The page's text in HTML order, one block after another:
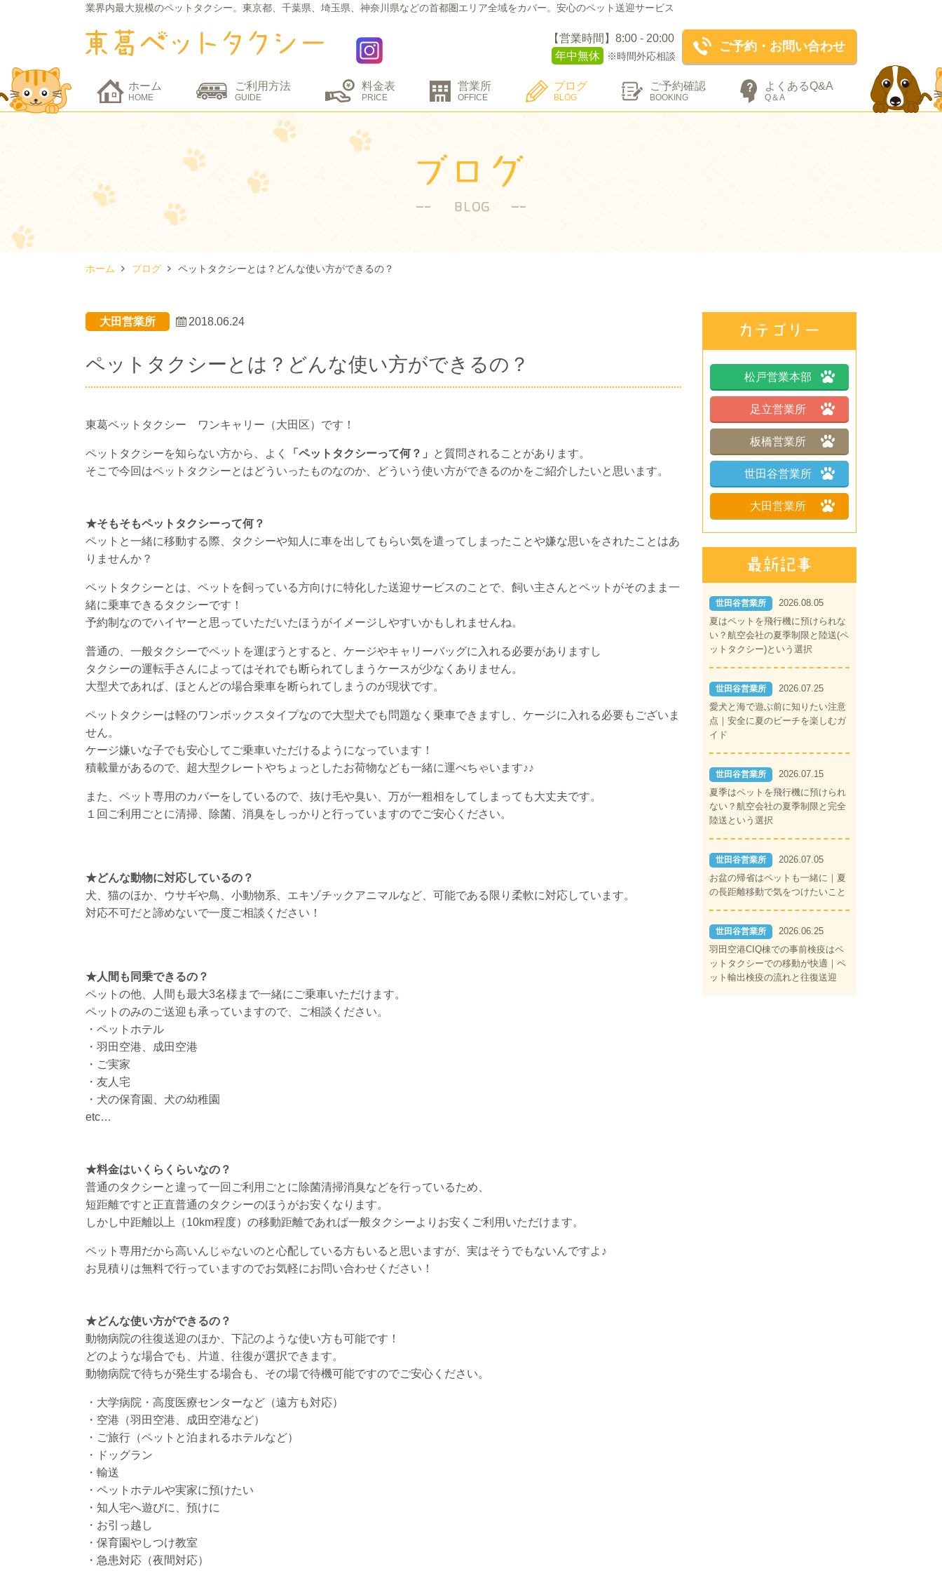
業界内最大規模のペットタクシー。 東京都、千葉県、埼玉県、神奈川県などの首都圏エリア全域をカバー。 安心のペット送迎サービス
【営業時間】8:00 - 20:00
年中無休
※時間外応相談
ご予約・お問い合わせ
ホーム
HOME
ご利用方法
GUIDE
料金表
PRICE
営業所
OFFICE
ブログ
BLOG
ご予約確認
BOOKING
よくあるQ&A
Q＆A
ホーム ブログ ペットタクシーとは？どんな使い方ができるの？
大田営業所 2018.06.24
ペットタクシーとは？どんな使い方ができるの？
東葛ペットタクシー ワンキャリー（大田区）です！
ペットタクシーを知らない方から、よく 「ペットタクシーって何？」
と質問されることがあります。
そこで今回はペットタクシーとはどういったものなのか、どういう使い方ができるのかをご紹介したいと思います。
★そもそもペットタクシーって何？
ペットと一緒に移動する際、タクシーや知人に車を出してもらい気を遣ってしまったことや嫌な思いをされたことはあ
りませんか？
ペットタクシーとは、ペットを飼っている方向けに特化した送迎サービスのことで、飼い主さんとペットがそのまま一
緒に乗車できるタクシーです！
予約制なのでハイヤーと思っていただいたほうがイメージしやすいかもしれませんね。
普通の、一般タクシーでペットを運ぼうとすると、ケージやキャリーバッグに入れる必要がありますし
タクシーの運転手さんによってはそれでも断られてしまうケースが少なくありません。
大型犬であれば、ほとんどの場合乗車を断られてしまうのが現状です。
ペットタクシーは軽のワンボックスタイプなので大型犬でも問題なく乗車できますし、ケージに入れる必要もございま
せん。
ケージ嫌いな子でも安心してご乗車いただけるようになっています！
積載量があるので、超大型クレートやちょっとしたお荷物なども一緒に運べちゃいます♪♪
また、ペット専用のカバーをしているので、抜け毛や臭い、万が一粗相をしてしまっても大丈夫です。
１回ご利用ごとに清掃、除菌、消臭をしっかりと行っていますのでご安心ください。
★どんな動物に対応しているの？
犬、猫のほか、ウサギや鳥、小動物系、エキゾチックアニマルなど、可能である限り柔軟に対応しています。
対応不可だと諦めないで一度ご相談ください！
★人間も同乗できるの？
ペットの他、人間も最大3名様まで一緒にご乗車いただけます。
ペットのみのご送迎も承っていますので、ご相談ください。
・ペットホテル
・羽田空港、成田空港
・ご実家
・友人宅
・犬の保育園、犬の幼稚園
etc…
★料金はいくらくらいなの？
普通のタクシーと違って一回ご利用ごとに除菌清掃消臭などを行っているため、
短距離ですと正直普通のタクシーのほうがお安くなります。
しかし中距離以上（10km程度）の移動距離であれば一般タクシーよりお安くご利用いただけます。
ペット専用だから高いんじゃないのと心配している方もいると思いますが、実はそうでもないんですよ♪
お見積りは無料で行っていますのでお気軽にお問い合わせください！
★どんな使い方ができるの？
動物病院の往復送迎のほか、下記のような使い方も可能です！
どのような場合でも、片道、往復が選択できます。
動物病院で待ちが発生する場合も、その場で待機可能ですのでご安心ください。
・大学病院・高度医療センターなど（遠方も対応）
・空港（羽田空港、成田空港など）
・ご旅行（ペットと泊まれるホテルなど）
・ドッグラン
・輸送
・ペットホテルや実家に預けたい
・知人宅へ遊びに、預けに
・お引っ越し
・保育園やしつけ教室
・急患対応（夜間対応）
松戸営業本部
足立営業所
板橋営業所
世田谷営業所
大田営業所
世田谷営業所
2026.08.05
夏はペットを飛行機に預けられな
い？航空会社の夏季制限と陸送(ペ
ットタクシー)という選択
世田谷営業所
2026.07.25
愛犬と海で遊ぶ前に知りたい注意
点｜安全に夏のビーチを楽しむガ
イド
世田谷営業所
2026.07.15
夏季はペットを飛行機に預けられ
ない？航空会社の夏季制限と完全
陸送という選択
世田谷営業所
2026.07.05
お盆の帰省はペットも一緒に｜夏
の長距離移動で気をつけたいこと
世田谷営業所
2026.06.25
羽田空港CIQ棟での事前検疫はペ
ットタクシーでの移動が快適｜ペ
ット輸出検疫の流れと往復送迎